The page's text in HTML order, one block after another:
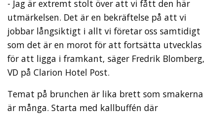
- Jag är extremt stolt över att vi fått den här
utmärkelsen. Det är en bekräftelse på att vi
jobbar långsiktigt i allt vi företar oss samtidigt
som det är en morot för att fortsätta utvecklas
för att ligga i framkant, säger Fredrik Blomberg,
VD på Clarion Hotel Post.
Temat på brunchen är lika brett som smakerna
är många. Starta med kallbuffén där